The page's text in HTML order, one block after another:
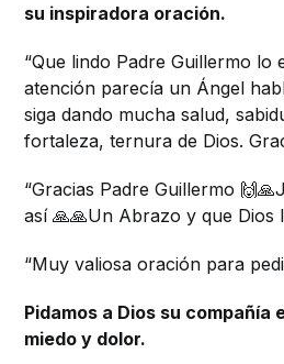
su inspiradora oración.
“Que lindo Padre Guillermo lo
atención parecía un Ángel
siga dando mucha salud,
fortaleza, ternura de Dios.
“Gracias Padre Guillermo
así 🙏🙏Un Abrazo y que Dios
“Muy valiosa oración para
Pidamos a Dios su compañía
miedo y dolor.